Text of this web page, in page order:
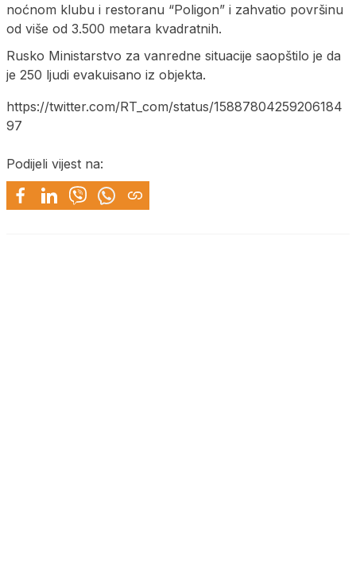
noćnom klubu i restoranu “Poligon” i zahvatio površinu
od više od 3.500 metara kvadratnih.
Rusko Ministarstvo za vanredne situacije saopštilo je da
je 250 ljudi evakuisano iz objekta.
https://twitter.com/RT_com/status/15887804259206184
97
Podijeli vijest na: